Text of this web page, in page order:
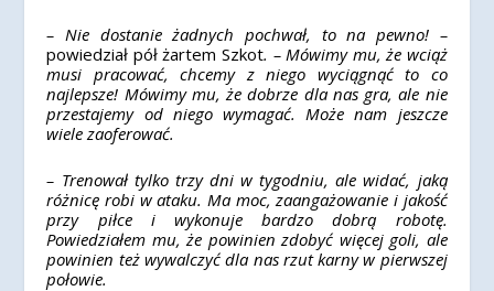
– Nie dostanie żadnych pochwał, to na pewno! –
powiedział pół żartem Szkot. – Mówimy mu, że wciąż
musi pracować, chcemy z niego wyciągnąć to co
najlepsze! Mówimy mu, że dobrze dla nas gra, ale nie
przestajemy od niego wymagać. Może nam jeszcze
wiele zaoferować.
– Trenował tylko trzy dni w tygodniu, ale widać, jaką
różnicę robi w ataku. Ma moc, zaangażowanie i jakość
przy piłce i wykonuje bardzo dobrą robotę.
Powiedziałem mu, że powinien zdobyć więcej goli, ale
powinien też wywalczyć dla nas rzut karny w pierwszej
połowie.